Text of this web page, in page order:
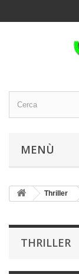
MENÙ
Thriller
THRILLER